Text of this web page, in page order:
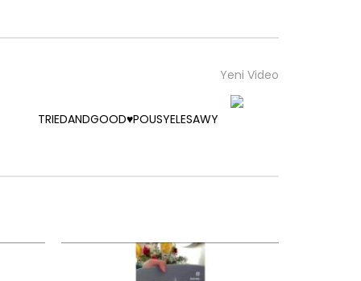
Yeni Video
TRIEDANDGOOD♥️POUSYELESAWY